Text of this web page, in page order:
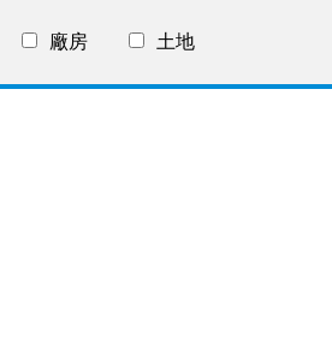
廠房 土地